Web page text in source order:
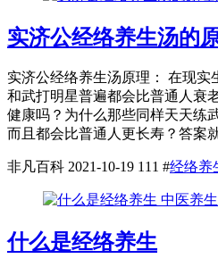
实济公经络养生汤的
实济公经络养生汤原理： 在现实
和武打明星普遍都会比普通人衰
健康吗？为什么那些同样天天练
而且都会比普通人更长寿？答
非凡百科 2021-10-19 111 #经络养
中医养生
什么是经络养生